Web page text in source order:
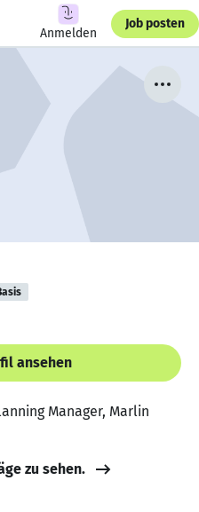
Anmelden
Job posten
ansehen
Manager, Marlin
zu sehen.